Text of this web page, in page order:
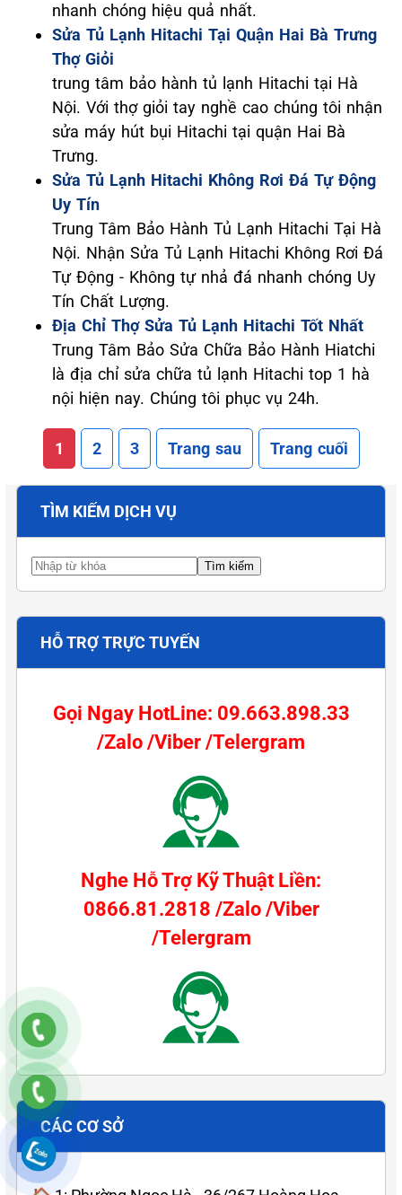
nhanh chóng hiệu quả nhất.
Sửa Tủ Lạnh Hitachi Tại Quận Hai Bà Trưng
Thợ Giỏi
trung tâm bảo hành tủ lạnh Hitachi tại Hà
Nội. Với thợ giỏi tay nghề cao chúng tôi nhận
sửa máy hút bụi Hitachi tại quận Hai Bà
Trưng.
Sửa Tủ Lạnh Hitachi Không Rơi Đá Tự Động
Uy Tín
Trung Tâm Bảo Hành Tủ Lạnh Hitachi Tại Hà
Nội. Nhận Sửa Tủ Lạnh Hitachi Không Rơi Đá
Tự Động - Không tự nhả đá nhanh chóng Uy
Tín Chất Lượng.
Địa Chỉ Thợ Sửa Tủ Lạnh Hitachi Tốt Nhất
Trung Tâm Bảo Sửa Chữa Bảo Hành Hiatchi
là địa chỉ sửa chữa tủ lạnh Hitachi top 1 hà
nội hiện nay. Chúng tôi phục vụ 24h.
1 2 3 Trang sau Trang cuối
TÌM KIẾM DỊCH VỤ
HỖ TRỢ TRỰC TUYẾN
Gọi Ngay HotLine: 09.663.898.33
/Zalo /Viber /Telergram
Nghe Hỗ Trợ Kỹ Thuật Liền:
0866.81.2818 /Zalo /Viber
/Telergram
CÁC CƠ SỞ